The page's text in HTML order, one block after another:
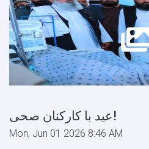
عید با کارکنان صحی!
Mon, Jun 01 2026 8:46 AM